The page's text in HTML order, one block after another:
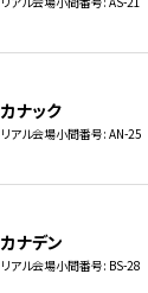
カナック
リアル会場小間番号: AN-25
カナデン
リアル会場小間番号: BS-28